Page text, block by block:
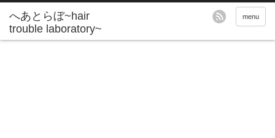
へあとらぼ~hair
trouble laboratory~
menu